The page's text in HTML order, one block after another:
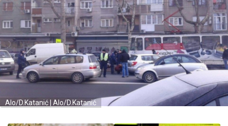
Alo/D.Katanić | Alo/D.Katanić